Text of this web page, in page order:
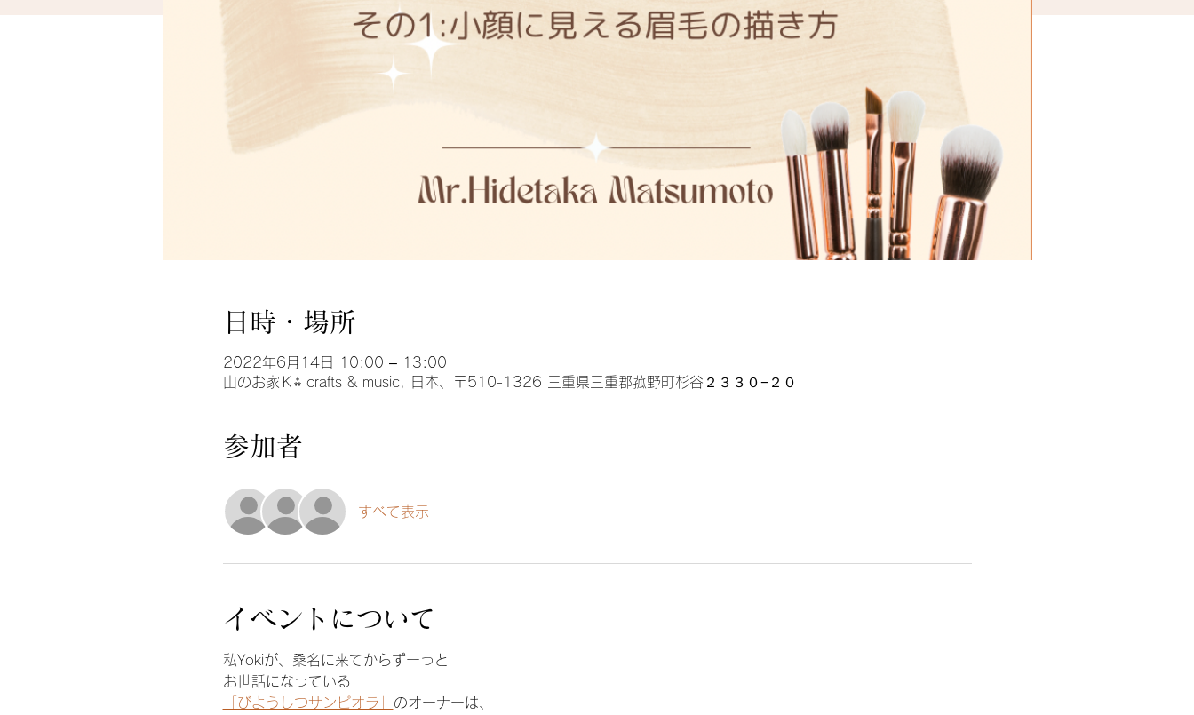
日時・場所
2022年6月14日 10:00 – 13:00
山のお家Ｋ⁂ crafts & music, 日本、〒510-1326 三重県三重郡菰野町杉谷２３３０−２０
参加者
すべて表示
イベントについて
私Yokiが、桑名に来てからずーっと
お世話になっている
「びようしつサンピオラ」 のオーナーは、